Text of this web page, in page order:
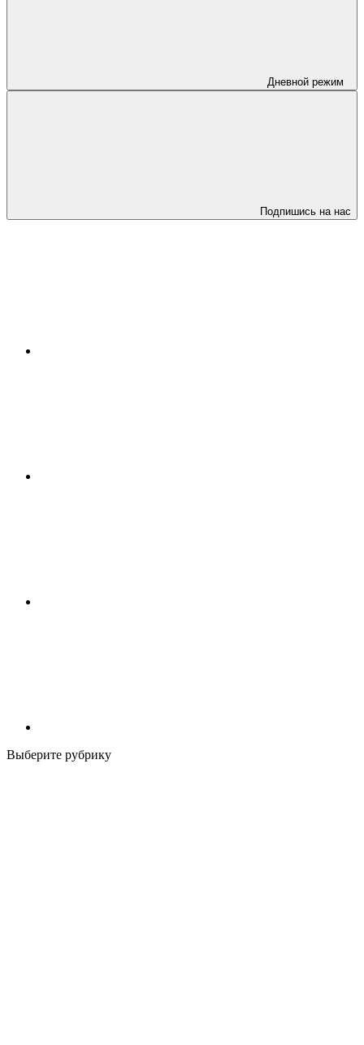
Дневной режим
Подпишись на нас
Выберите рубрику